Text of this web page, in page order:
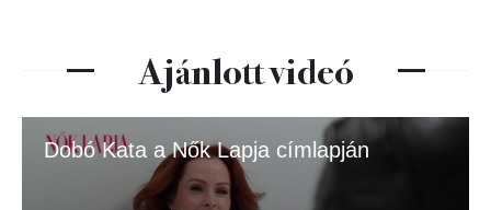
Ajánlott videó
Dobó Kata a Nők Lapja címlapján